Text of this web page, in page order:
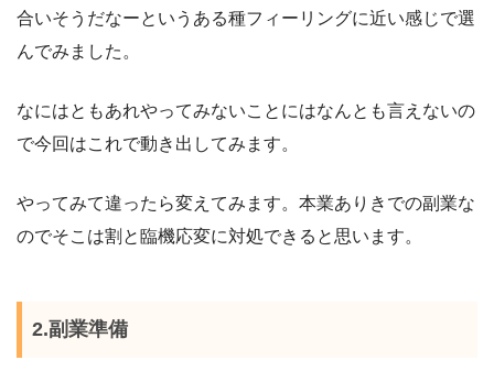
合いそうだなーというある種フィーリングに近い感じで選
んでみました。
なにはともあれやってみないことにはなんとも言えないの
で今回はこれで動き出してみます。
やってみて違ったら変えてみます。本業ありきでの副業な
のでそこは割と臨機応変に対処できると思います。
2.副業準備